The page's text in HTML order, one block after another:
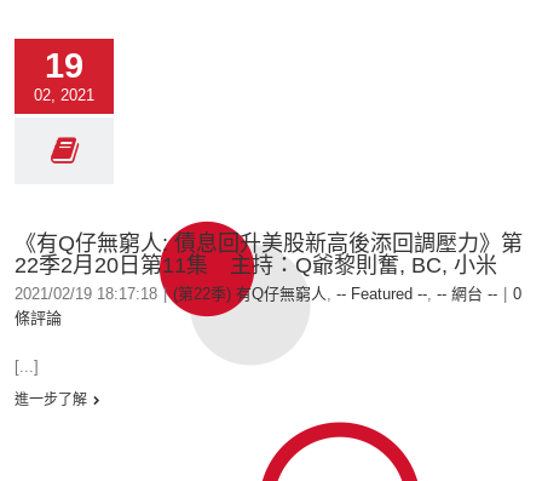
19
02, 2021
《有Q仔無窮人: 債息回升美股新高後添回調壓力》第
22季2月20日第11集 主持：Q爺黎則奮, BC, 小米
2021/02/19 18:17:18 | (第22季) 有Q仔無窮人, -- Featured --, -- 網台 --
0
條評論
[...]
進一步了解